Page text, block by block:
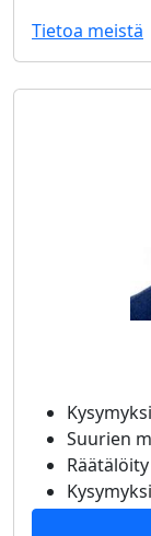
Tietoa meistä
Suurien